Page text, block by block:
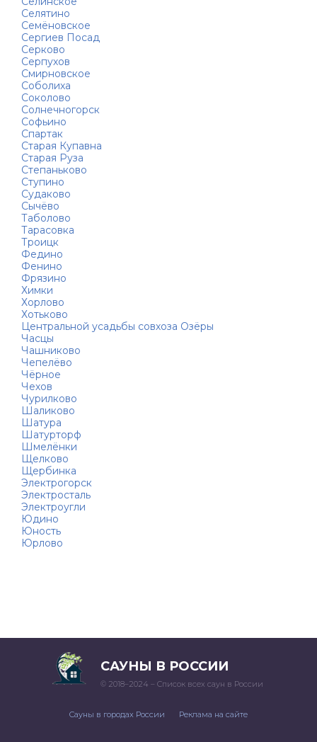
Селятино
Семёновское
Сергиев Посад
Серково
Серпухов
Смирновское
Соболиха
Соколово
Солнечногорск
Софьино
Спартак
Старая Купавна
Старая Руза
Степаньково
Ступино
Судаково
Сычёво
Таболово
Тарасовка
Троицк
Федино
Фенино
Фрязино
Химки
Хорлово
Хотьково
Центральной усадьбы совхоза Озёры
Часцы
Чашниково
Чепелёво
Чёрное
Чехов
Чурилково
Шаликово
Шатура
Шатурторф
Шмелёнки
Щелково
Щербинка
Электрогорск
Электросталь
Электроугли
Юдино
Юность
Юрлово
САУНЫ В РОССИИ
© 2018–2024 – Список всех саун в России
Сауны в городах России Реклама на сайте